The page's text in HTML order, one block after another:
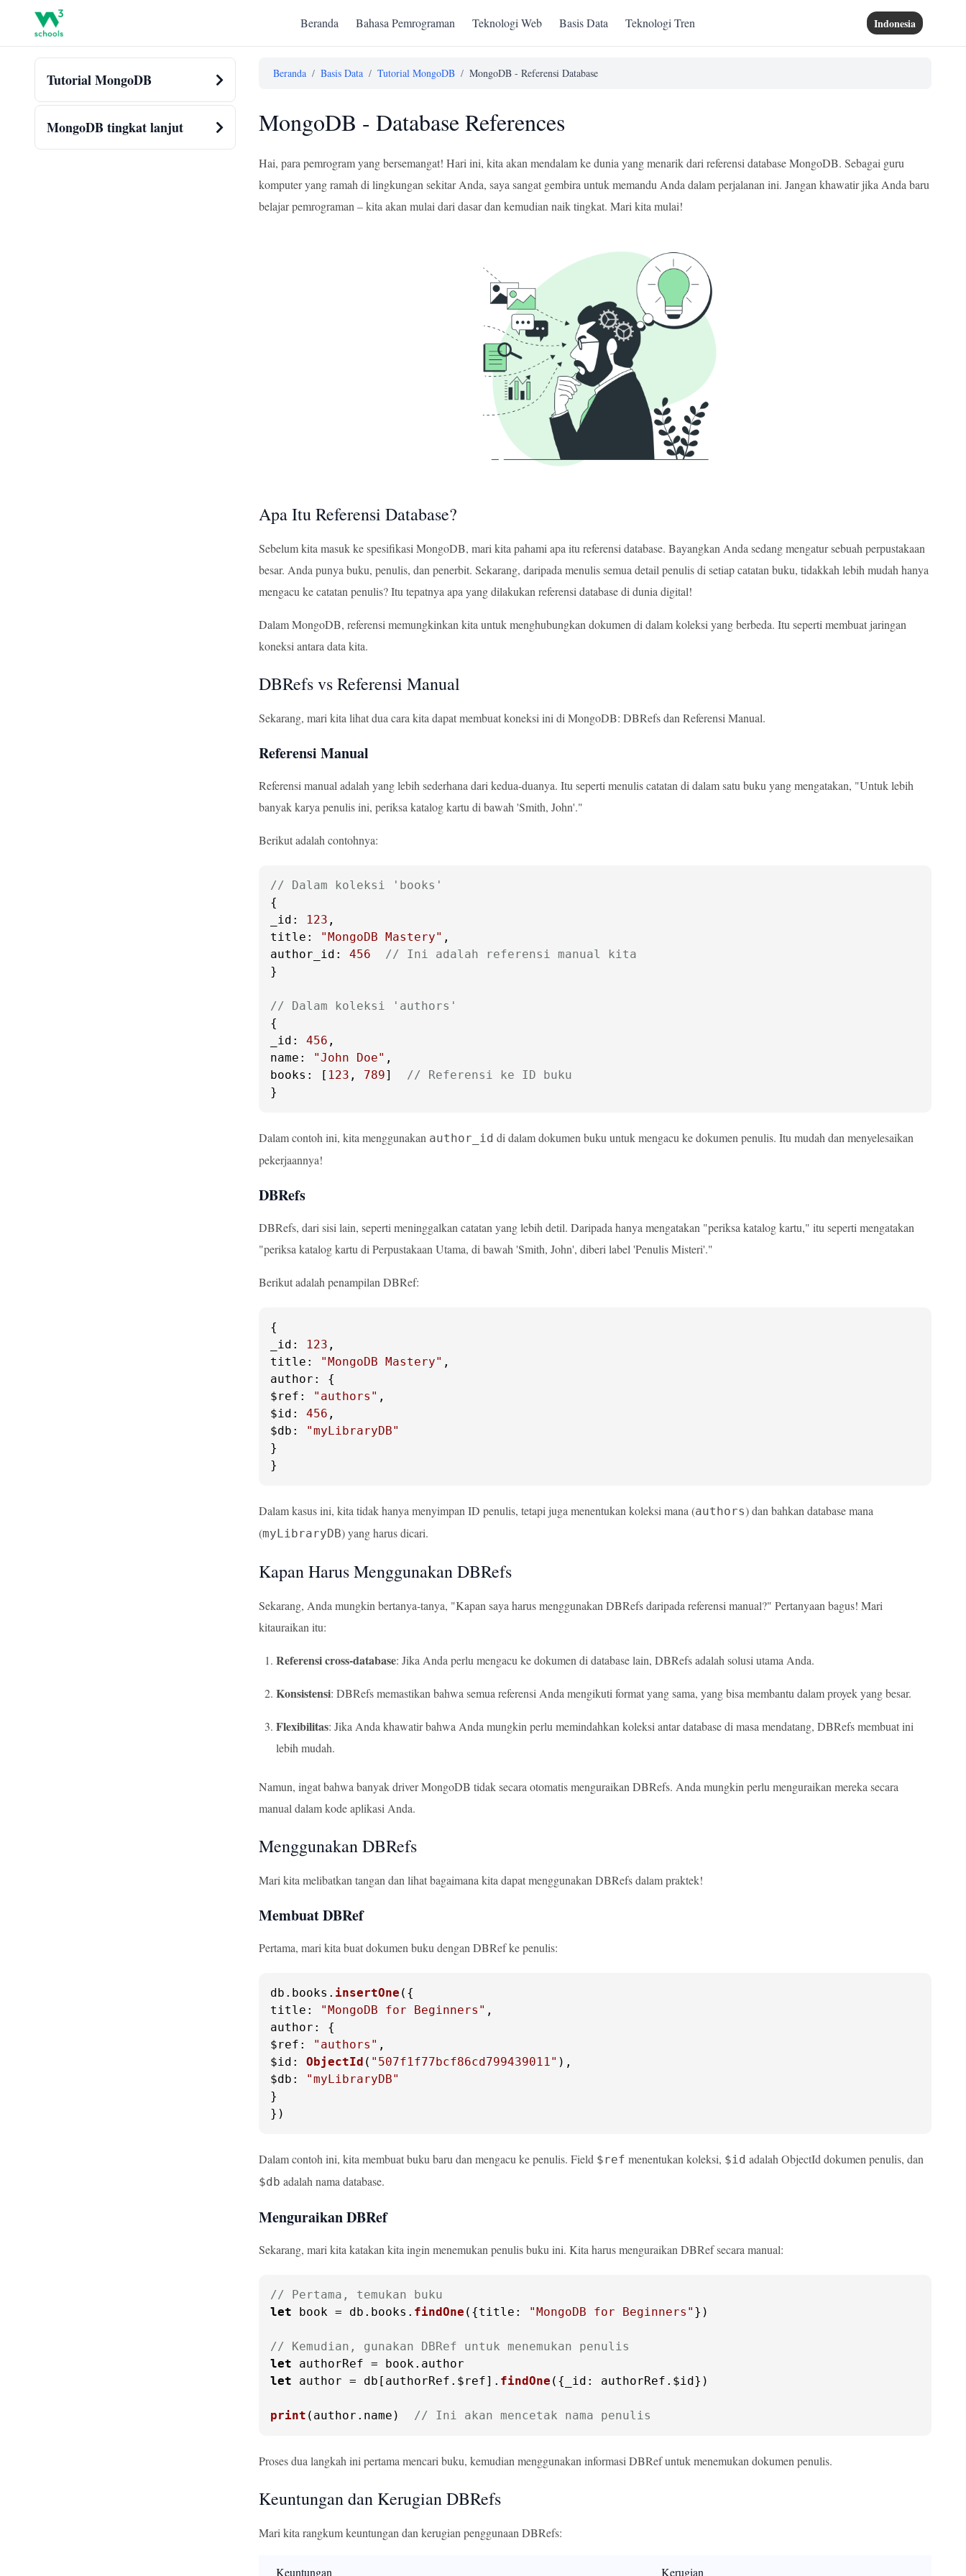
Beranda Bahasa Pemrograman Teknologi Web Basis Data Teknologi Tren Indonesia
Tutorial MongoDB
MongoDB tingkat lanjut
Beranda / Basis Data / Tutorial MongoDB / MongoDB - Referensi Database
MongoDB - Database References
Hai, para pemrogram yang bersemangat! Hari ini, kita akan mendalam ke dunia yang menarik dari referensi database MongoDB. Sebagai guru
komputer yang ramah di lingkungan sekitar Anda, saya sangat gembira untuk memandu Anda dalam perjalanan ini. Jangan khawatir jika Anda baru
belajar pemrograman – kita akan mulai dari dasar dan kemudian naik tingkat. Mari kita mulai!
Apa Itu Referensi Database?
Sebelum kita masuk ke spesifikasi MongoDB, mari kita pahami apa itu referensi database. Bayangkan Anda sedang mengatur sebuah perpustakaan
besar. Anda punya buku, penulis, dan penerbit. Sekarang, daripada menulis semua detail penulis di setiap catatan buku, tidakkah lebih mudah hanya
mengacu ke catatan penulis? Itu tepatnya apa yang dilakukan referensi database di dunia digital!
Dalam MongoDB, referensi memungkinkan kita untuk menghubungkan dokumen di dalam koleksi yang berbeda. Itu seperti membuat jaringan
koneksi antara data kita.
DBRefs vs Referensi Manual
Sekarang, mari kita lihat dua cara kita dapat membuat koneksi ini di MongoDB: DBRefs dan Referensi Manual.
Referensi Manual
Referensi manual adalah yang lebih sederhana dari kedua-duanya. Itu seperti menulis catatan di dalam satu buku yang mengatakan, "Untuk lebih
banyak karya penulis ini, periksa katalog kartu di bawah 'Smith, John'."
Berikut adalah contohnya:
// Dalam koleksi 'books'
_id : 123
title : "MongoDB Mastery"
author_id : 456
// Ini adalah referensi manual kita
}
// Dalam koleksi 'authors'
_id : 456
name : "John Doe"
books : [ 123 , 789] // Referensi ke ID buku
}
Dalam contoh ini, kita menggunakan author_id di dalam dokumen buku untuk mengacu ke dokumen penulis. Itu mudah dan menyelesaikan
pekerjaannya!
DBRefs
DBRefs, dari sisi lain, seperti meninggalkan catatan yang lebih detil. Daripada hanya mengatakan "periksa katalog kartu," itu seperti mengatakan
"periksa katalog kartu di Perpustakaan Utama, di bawah 'Smith, John', diberi label 'Penulis Misteri'."
Berikut adalah penampilan DBRef:
_id : 123
title : "MongoDB Mastery"
author
$ref : "authors"
$id : 456
$db :
"myLibraryDB"
}
}
Dalam kasus ini, kita tidak hanya menyimpan ID penulis, tetapi juga menentukan koleksi mana (authors) dan bahkan database mana
(myLibraryDB) yang harus dicari.
Kapan Harus Menggunakan DBRefs
Sekarang, Anda mungkin bertanya-tanya, "Kapan saya harus menggunakan DBRefs daripada referensi manual?" Pertanyaan bagus! Mari
kitauraikan itu:
Referensi cross-database: Jika Anda perlu mengacu ke dokumen di database lain, DBRefs adalah solusi utama Anda.
Konsistensi: DBRefs memastikan bahwa semua referensi Anda mengikuti format yang sama, yang bisa membantu dalam proyek yang besar.
Flexibilitas: Jika Anda khawatir bahwa Anda mungkin perlu memindahkan koleksi antar database di masa mendatang, DBRefs membuat ini
lebih mudah.
Namun, ingat bahwa banyak driver MongoDB tidak secara otomatis menguraikan DBRefs. Anda mungkin perlu menguraikan mereka secara
manual dalam kode aplikasi Anda.
Menggunakan DBRefs
Mari kita melibatkan tangan dan lihat bagaimana kita dapat menggunakan DBRefs dalam praktek!
Membuat DBRef
Pertama, mari kita buat dokumen buku dengan DBRef ke penulis:
db. books . insertOne
title : "MongoDB for Beginners"
author
$ref : "authors"
$id : ObjectId ( "507f1f77bcf86cd799439011"
$db :
"myLibraryDB"
}
})
Dalam contoh ini, kita membuat buku baru dan mengacu ke penulis. Field $ref menentukan koleksi, $id adalah ObjectId dokumen penulis, dan
$db adalah nama database.
Menguraikan DBRef
Sekarang, mari kita katakan kita ingin menemukan penulis buku ini. Kita harus menguraikan DBRef secara manual:
// Pertama, temukan buku
let book = db. books . findOne ({title : "MongoDB for Beginners" })
// Kemudian, gunakan DBRef untuk menemukan penulis
let authorRef = book. author
let author = db[authorRef. $ref]. findOne ({ _id : authorRef. $id})
print (author. name ) // Ini akan mencetak nama penulis
Proses dua langkah ini pertama mencari buku, kemudian menggunakan informasi DBRef untuk menemukan dokumen penulis.
Keuntungan dan Kerugian DBRefs
Mari kita rangkum keuntungan dan kerugian penggunaan DBRefs:
Keuntungan Kerugian